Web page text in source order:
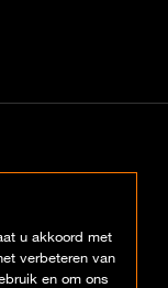
u akkoord met
verbeteren van
en om ons